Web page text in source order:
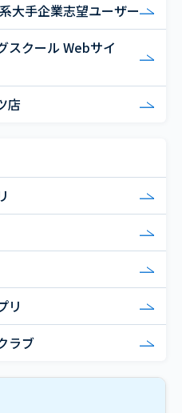
大手企業志望ユーザー
スクール Webサイ
店
リ
ラブ